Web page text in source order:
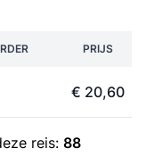
PRIJS
€ 20,60
reis: 88